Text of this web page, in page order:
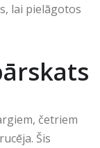
lai pielāgotos
četriem
Šis